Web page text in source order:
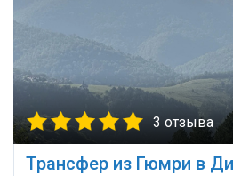
3 отзыва
Трансфер из Гюмри в